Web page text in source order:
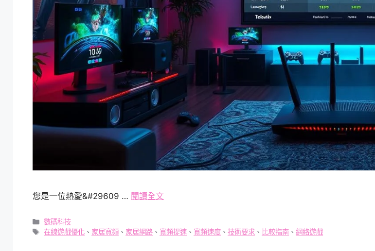
您是一位熱愛&#29609 … 閱讀全文
分
類
數碼科技
標
在線遊戲優化 、 家居寬頻 、 家居網路 、 寬頻提速 、 寬頻速度 、技術要求 、 比較指南 、網絡遊戲